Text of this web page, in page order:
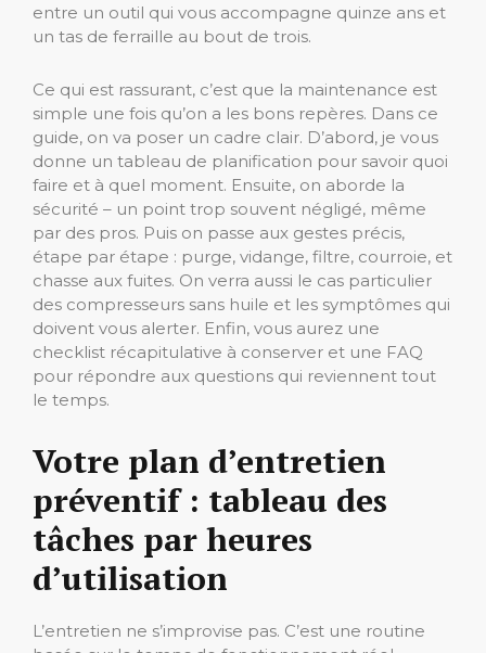
entre un outil qui vous accompagne quinze ans et
un tas de ferraille au bout de trois.
Ce qui est rassurant, c’est que la maintenance est
simple une fois qu’on a les bons repères. Dans ce
guide, on va poser un cadre clair. D’abord, je vous
donne un tableau de planification pour savoir quoi
faire et à quel moment. Ensuite, on aborde la
sécurité – un point trop souvent négligé, même
par des pros. Puis on passe aux gestes précis,
étape par étape : purge, vidange, filtre, courroie, et
chasse aux fuites. On verra aussi le cas particulier
des compresseurs sans huile et les symptômes qui
doivent vous alerter. Enfin, vous aurez une
checklist récapitulative à conserver et une FAQ
pour répondre aux questions qui reviennent tout
le temps.
Votre plan d’entretien
préventif : tableau des
tâches par heures
d’utilisation
L’entretien ne s’improvise pas. C’est une routine